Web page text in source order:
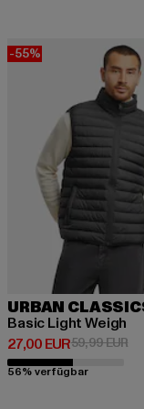
-55%
URBAN
Basic Light Weigh
27,00 EUR
Derzeitiger Preis:
59,99 EUR
56% verfügbar